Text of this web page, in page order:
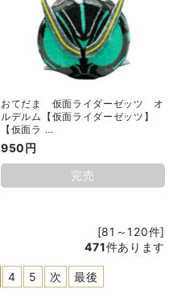
おてだま 仮面ライダーゼッツ オ
ルデルム【仮面ライダーゼッツ】
【仮面ラ …
950円
完売
[81～120件]
471件あります
4 5 次 最後